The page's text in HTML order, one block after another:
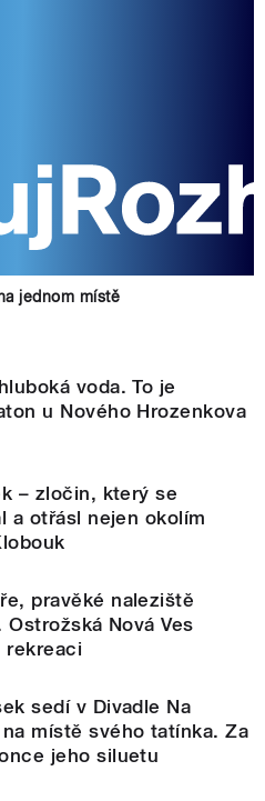
jednom místě
voda. To je
u Nového Hrozenkova
– zločin, který se
a otřásl nejen okolím
pravěké naleziště
Ostrožská Nová Ves
rekreaci
sedí v Divadle Na
místě svého tatínka. Za
jeho siluetu